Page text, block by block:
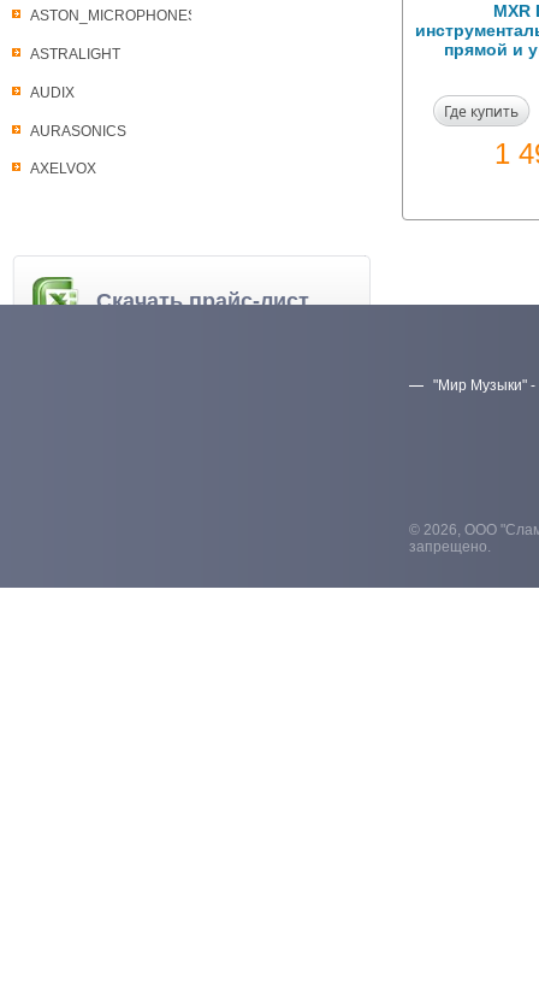
ASTON_MICROPHONES
ASTRALIGHT
AUDIX
AURASONICS
AXELVOX
Скачать прайс-лист
MXR
прямой и
Где купить
1
"Мир Музыки" -
© 2026, ООО
запрещено.